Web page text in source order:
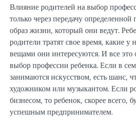
Влияние родителей на выбор
только через передачу
образ жизни, который они ведут.
родители тратят свое время, какие
вещами они интересуются. И все это
выбор профессии ребенка. Если в
занимаются искусством, есть шанс,
художником или музыкантом. Если
бизнесом, то ребенок, скорее всего,
успешным предпринимателем.